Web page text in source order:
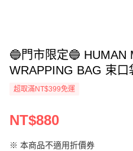
🔵門市限定🔵 HUMAN
WRAPPING BAG 束口
超取滿NT$399免運
NT$880
※ 本商品不適用折價券